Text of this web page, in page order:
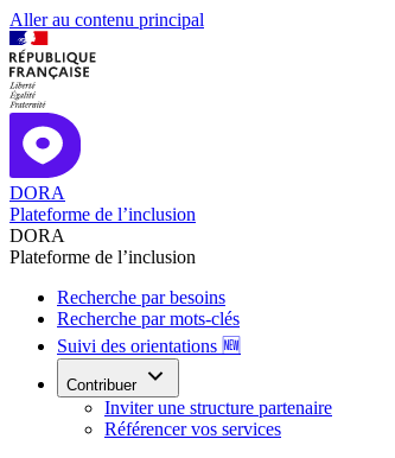
Aller au contenu principal
DORA
Plateforme de l’inclusion
DORA
Plateforme de l’inclusion
Recherche par besoins
Recherche par mots-clés
Suivi des orientations 🆕
Contribuer
Inviter une structure partenaire
Référencer vos services